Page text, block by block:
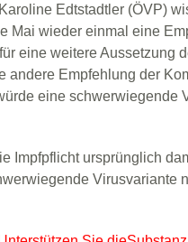
Edtstadtler (ÖVP)
Mai wieder einmal eine
eine weitere Aussetzung
andere Empfehlung der
eine schwerwiegende
Impfpflicht ursprünglich
Virusvariante